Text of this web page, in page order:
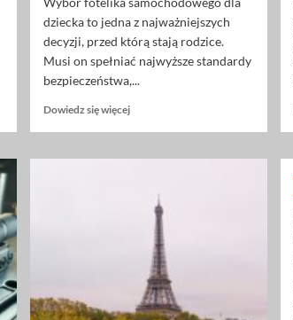
dziecka to jedna z najważniejszych
decyzji, przed którą stają rodzice.
Musi on spełniać najwyższe standardy
bezpieczeństwa,...
Dowiedz się więcejDowiedz
o
Britax
Römer
Dualfix
nowoczesne
bezpieczeństwo